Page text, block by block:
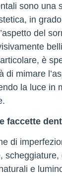
sono una
in
del
è
di mimare
la luce in
faccette
di
e